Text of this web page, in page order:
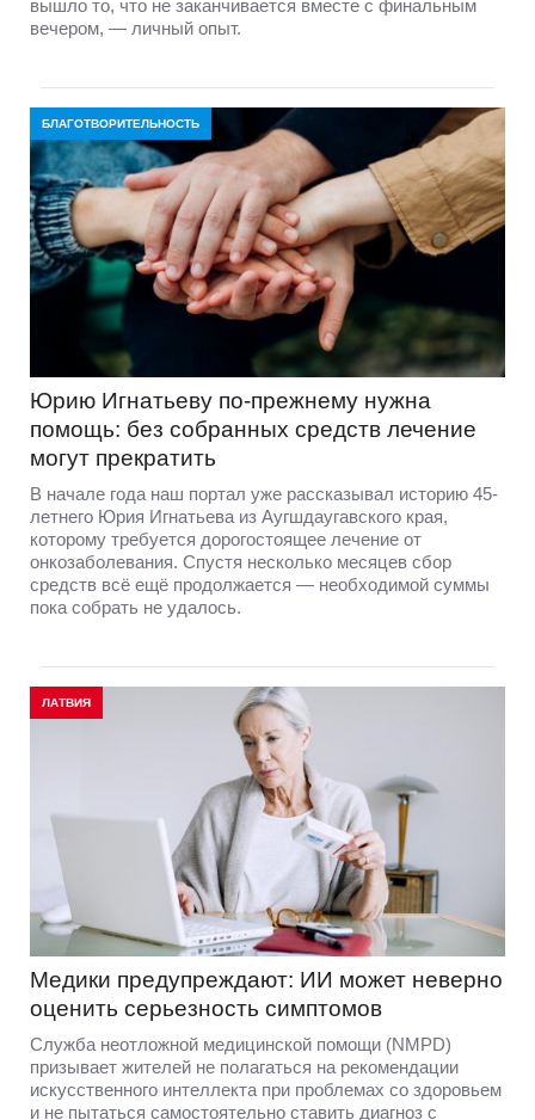
вышло то, что не заканчивается вместе с финальным
вечером, — личный опыт.
БЛАГОТВОРИТЕЛЬНОСТЬ
Юрию Игнатьеву по-прежнему нужна
помощь: без собранных средств лечение
могут прекратить
В начале года наш портал уже рассказывал историю 45-
летнего Юрия Игнатьева из Аугшдаугавского края,
которому требуется дорогостоящее лечение от
онкозаболевания. Спустя несколько месяцев сбор
средств всё ещё продолжается — необходимой суммы
пока собрать не удалось.
ЛАТВИЯ
Медики предупреждают: ИИ может неверно
оценить серьезность симптомов
Служба неотложной медицинской помощи (NMPD)
призывает жителей не полагаться на рекомендации
искусственного интеллекта при проблемах со здоровьем
и не пытаться самостоятельно ставить диагноз с